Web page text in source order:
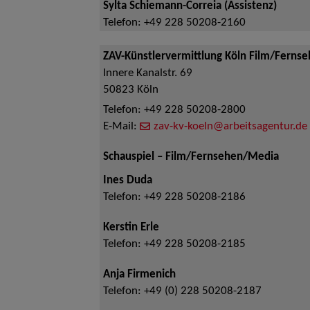
Sylta Schiemann-Correia (Assistenz)
Telefon: +49 228 50208-2160
ZAV-Künstlervermittlung Köln Film/
Innere Kanalstr. 69
50823 Köln
Telefon: +49 228 50208-2800
E-Mail:
zav-kv-koeln@arbeitsagentur.de
Schauspiel – Film/Fernsehen/Media
Ines Duda
Telefon: +49 228 50208-2186
Kerstin Erle
Telefon: +49 228 50208-2185
Anja Firmenich
Telefon: +49 (0) 228 50208-2187